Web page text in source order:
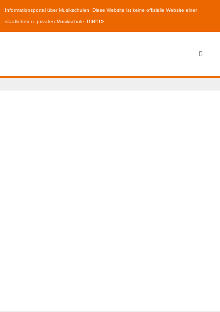
Informationsportal über Musikschulen. Diese Website ist keine offizielle Website einer
staatlichen o. privaten Musikschule. mehr»